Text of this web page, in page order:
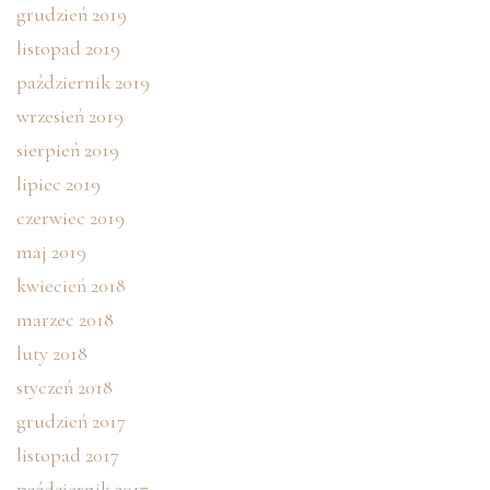
grudzień 2019
listopad 2019
październik 2019
wrzesień 2019
sierpień 2019
lipiec 2019
czerwiec 2019
maj 2019
kwiecień 2018
marzec 2018
luty 2018
styczeń 2018
grudzień 2017
listopad 2017